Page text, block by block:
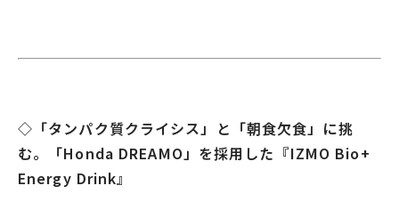
◇「タンパク質クライシス」と「朝食欠食」に挑
む。「Honda DREAMO」を採用した『IZMO Bio+
Energy Drink』